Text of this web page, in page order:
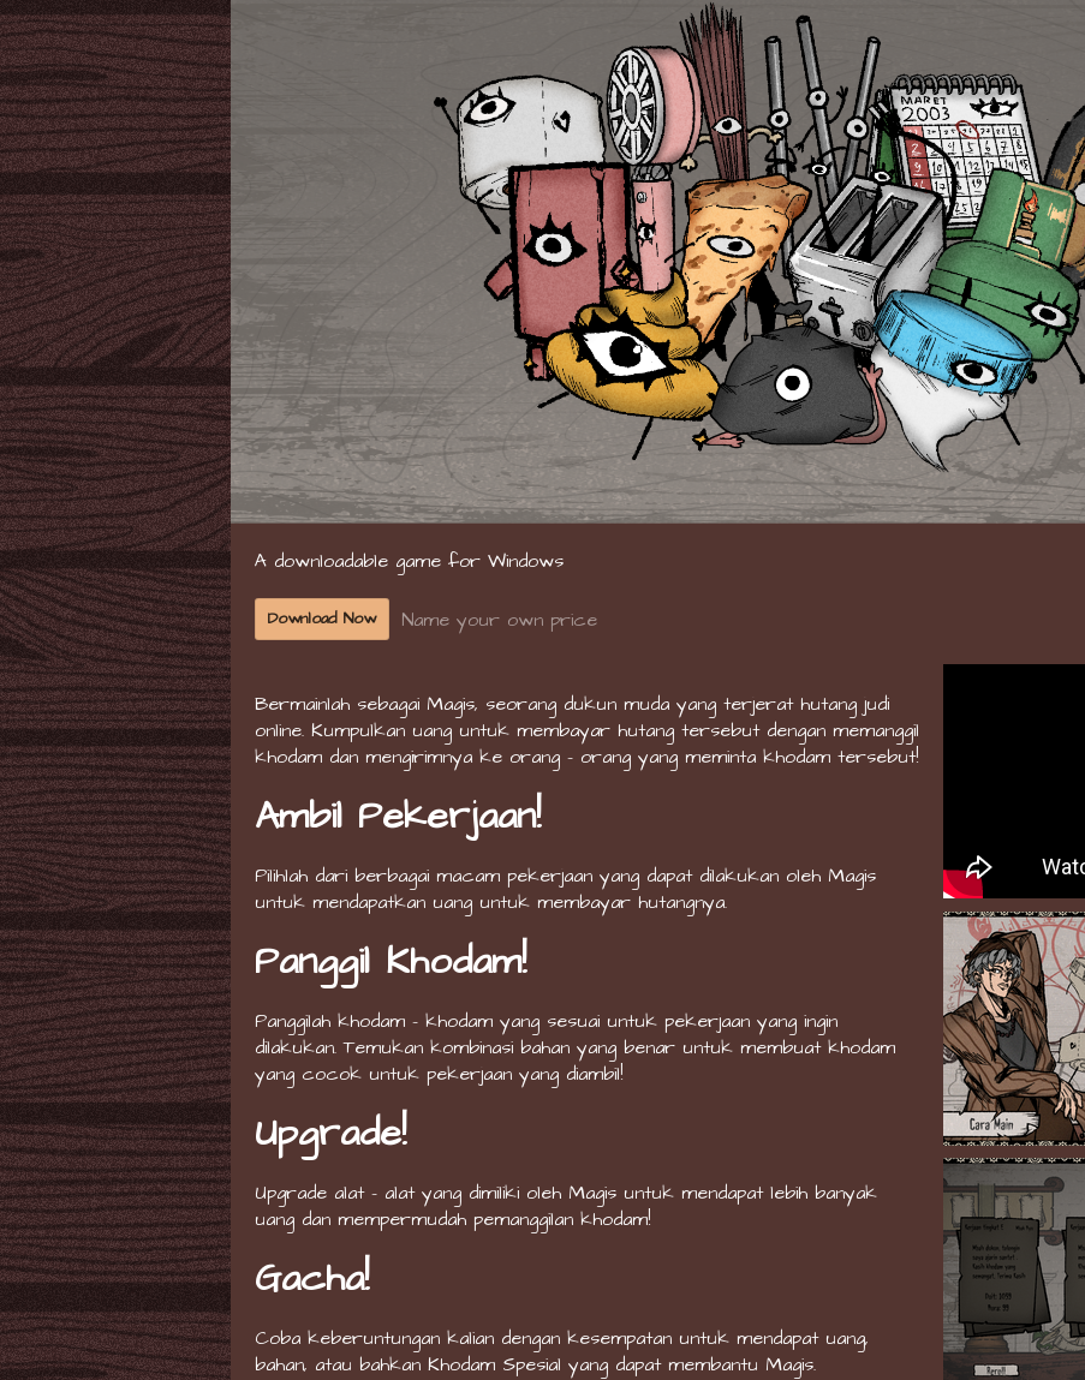
A downloadable game for Windows
Download Now Name your own price
Bermainlah sebagai Magis, seorang dukun muda yang terjerat hutang judi
online. Kumpulkan uang untuk membayar hutang tersebut dengan memanggil
khodam dan mengirimnya ke orang - orang yang meminta khodam tersebut!
Ambil Pekerjaan!
Pilihlah dari berbagai macam pekerjaan yang dapat dilakukan oleh Magis
untuk mendapatkan uang untuk membayar hutangnya.
Panggil Khodam!
Panggilah khodam - khodam yang sesuai untuk pekerjaan yang ingin
dilakukan. Temukan kombinasi bahan yang benar untuk membuat khodam
yang cocok untuk pekerjaan yang diambil!
Upgrade!
Upgrade alat - alat yang dimiliki oleh Magis untuk mendapat lebih banyak
uang dan mempermudah pemanggilan khodam!
Gacha!
Coba keberuntungan kalian dengan kesempatan untuk mendapat uang,
bahan, atau bahkan Khodam Spesial yang dapat membantu Magis.